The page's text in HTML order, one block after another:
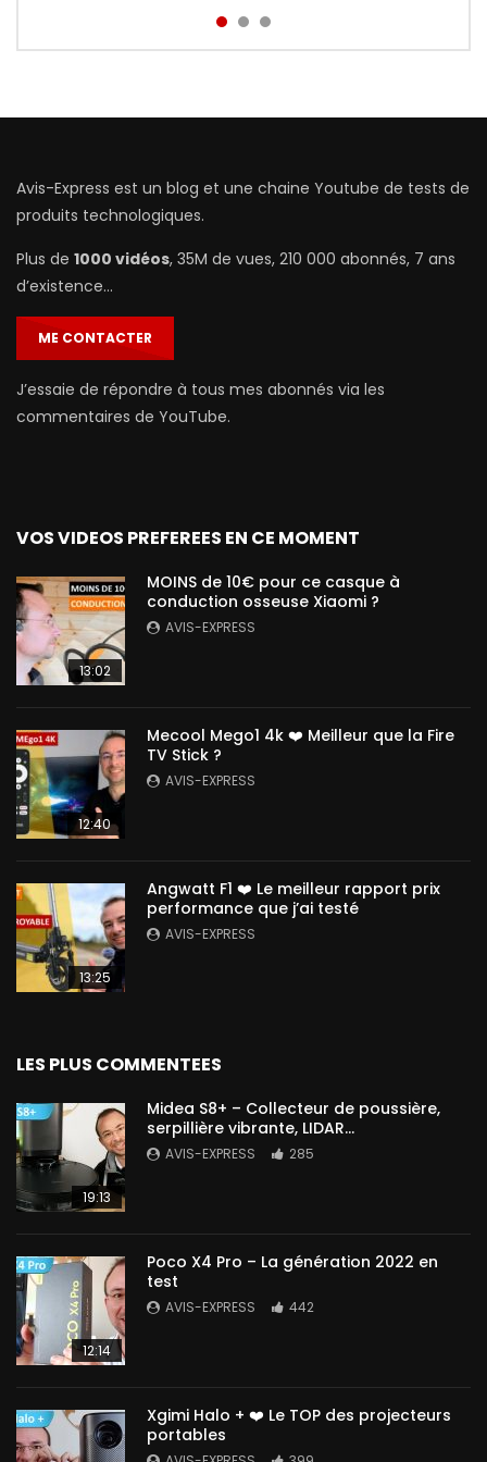
Avis-Express est un blog et une chaine Youtube de tests de
produits technologiques.
Plus de 1000 vidéos, 35M de vues, 210 000 abonnés, 7 ans
d’existence…
ME CONTACTER
J’essaie de répondre à tous mes abonnés via les
commentaires de YouTube.
VOS VIDEOS PREFEREES EN CE MOMENT
13:02
MOINS de 10€ pour ce casque à
conduction osseuse Xiaomi ?
AVIS-EXPRESS
12:40
Mecool Mego1 4k ❤️ Meilleur que la Fire
TV Stick ?
AVIS-EXPRESS
13:25
Angwatt F1 ❤️ Le meilleur rapport prix
performance que j’ai testé
AVIS-EXPRESS
LES PLUS COMMENTEES
19:13
Midea S8+ – Collecteur de poussière,
serpillière vibrante, LIDAR…
AVIS-EXPRESS 285
12:14
Poco X4 Pro – La génération 2022 en
test
AVIS-EXPRESS 442
Xgimi Halo + ❤️ Le TOP des projecteurs
portables